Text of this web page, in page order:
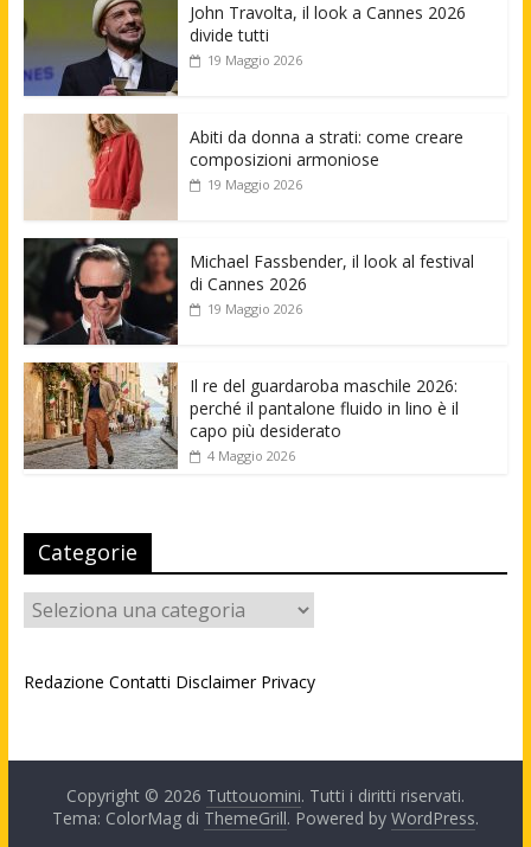
John Travolta, il look a Cannes 2026
divide tutti
19 Maggio 2026
Abiti da donna a strati: come creare
composizioni armoniose
19 Maggio 2026
Michael Fassbender, il look al festival
di Cannes 2026
19 Maggio 2026
Il re del guardaroba maschile 2026:
perché il pantalone fluido in lino è il
capo più desiderato
4 Maggio 2026
Categorie
Categorie
Redazione Contatti Disclaimer Privacy
Copyright © 2026 Tuttouomini. Tutti i diritti riservati.
Tema: ColorMag di ThemeGrill. Powered by WordPress.